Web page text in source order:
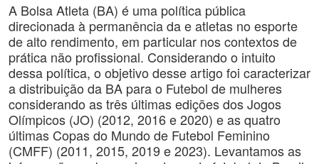
A Bolsa Atleta (BA) é uma política pública
direcionada à permanência da e atletas no esporte
de alto rendimento, em particular nos contextos de
prática não profissional. Considerando o intuito
dessa política, o objetivo desse artigo foi caracterizar
a distribuição da BA para o Futebol de mulheres
considerando as três últimas edições dos Jogos
Olímpicos (JO) (2012, 2016 e 2020) e as quatro
últimas Copas do Mundo de Futebol Feminino
(CMFF) (2011, 2015, 2019 e 2023). Levantamos as